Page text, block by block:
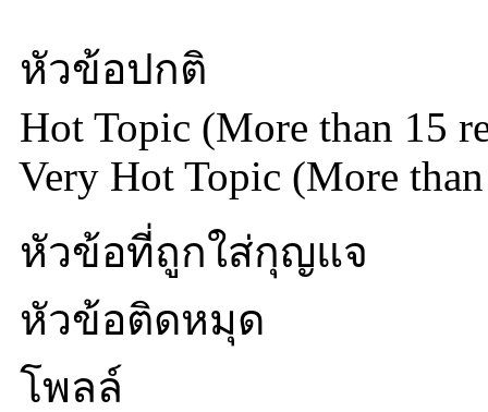
หัวข้อปกติ
Hot Topic (More than 15
Very Hot Topic (More
หัวข้อที่ถูกใส่กุญแจ
หัวข้อติดหมุด
โพลล์